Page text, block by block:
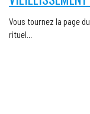
Vous tournez la page
rituel…